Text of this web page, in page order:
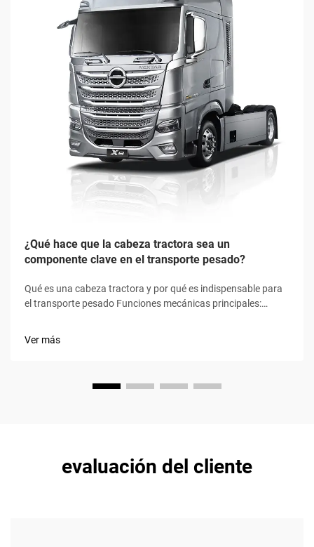
¿Qué hace que la cabeza tractora sea un
componente clave en el transporte pesado?
Qué es una cabeza tractora y por qué es indispensable para
el transporte pesado Funciones mecánicas principales:
Ver más
evaluación del cliente